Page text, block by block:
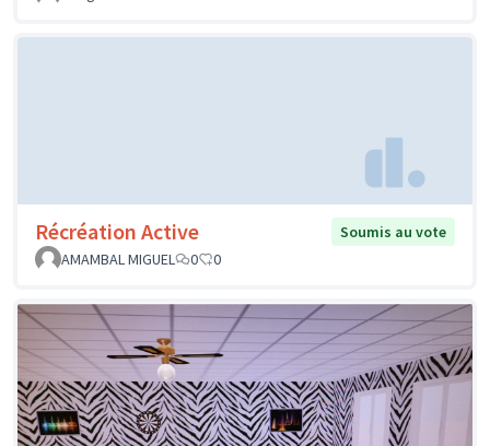
Récréation Active
Soumis au vote
AMAMBAL MIGUEL
0 0